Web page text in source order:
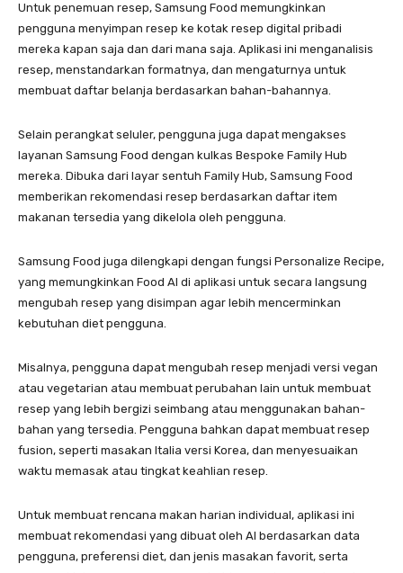
Untuk penemuan resep, Samsung Food memungkinkan
pengguna menyimpan resep ke kotak resep digital pribadi
mereka kapan saja dan dari mana saja. Aplikasi ini menganalisis
resep, menstandarkan formatnya, dan mengaturnya untuk
membuat daftar belanja berdasarkan bahan-bahannya.
Selain perangkat seluler, pengguna juga dapat mengakses
layanan Samsung Food dengan kulkas Bespoke Family Hub
mereka. Dibuka dari layar sentuh Family Hub, Samsung Food
memberikan rekomendasi resep berdasarkan daftar item
makanan tersedia yang dikelola oleh pengguna.
Samsung Food juga dilengkapi dengan fungsi Personalize Recipe,
yang memungkinkan Food AI di aplikasi untuk secara langsung
mengubah resep yang disimpan agar lebih mencerminkan
kebutuhan diet pengguna.
Misalnya, pengguna dapat mengubah resep menjadi versi vegan
atau vegetarian atau membuat perubahan lain untuk membuat
resep yang lebih bergizi seimbang atau menggunakan bahan-
bahan yang tersedia. Pengguna bahkan dapat membuat resep
fusion, seperti masakan Italia versi Korea, dan menyesuaikan
waktu memasak atau tingkat keahlian resep.
Untuk membuat rencana makan harian individual, aplikasi ini
membuat rekomendasi yang dibuat oleh AI berdasarkan data
pengguna, preferensi diet, dan jenis masakan favorit, serta